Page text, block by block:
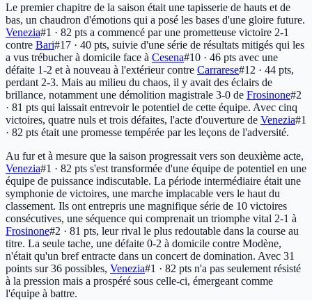
Le premier chapitre de la saison était une tapisserie de hauts et de
bas, un chaudron d'émotions qui a posé les bases d'une gloire future.
Venezia#1 · 82 pts a commencé par une prometteuse victoire 2-1
contre Bari#17 · 40 pts, suivie d'une série de résultats mitigés qui les
a vus trébucher à domicile face à Cesena#10 · 46 pts avec une
défaite 1-2 et à nouveau à l'extérieur contre Carrarese#12 · 44 pts,
perdant 2-3. Mais au milieu du chaos, il y avait des éclairs de
brillance, notamment une démolition magistrale 3-0 de Frosinone#2
· 81 pts qui laissait entrevoir le potentiel de cette équipe. Avec cinq
victoires, quatre nuls et trois défaites, l'acte d'ouverture de Venezia#1
· 82 pts était une promesse tempérée par les leçons de l'adversité.
Au fur et à mesure que la saison progressait vers son deuxième acte,
Venezia#1 · 82 pts s'est transformée d'une équipe de potentiel en une
équipe de puissance indiscutable. La période intermédiaire était une
symphonie de victoires, une marche implacable vers le haut du
classement. Ils ont entrepris une magnifique série de 10 victoires
consécutives, une séquence qui comprenait un triomphe vital 2-1 à
Frosinone#2 · 81 pts, leur rival le plus redoutable dans la course au
titre. La seule tache, une défaite 0-2 à domicile contre Modène,
n'était qu'un bref entracte dans un concert de domination. Avec 31
points sur 36 possibles, Venezia#1 · 82 pts n'a pas seulement résisté
à la pression mais a prospéré sous celle-ci, émergeant comme
l'équipe à battre.